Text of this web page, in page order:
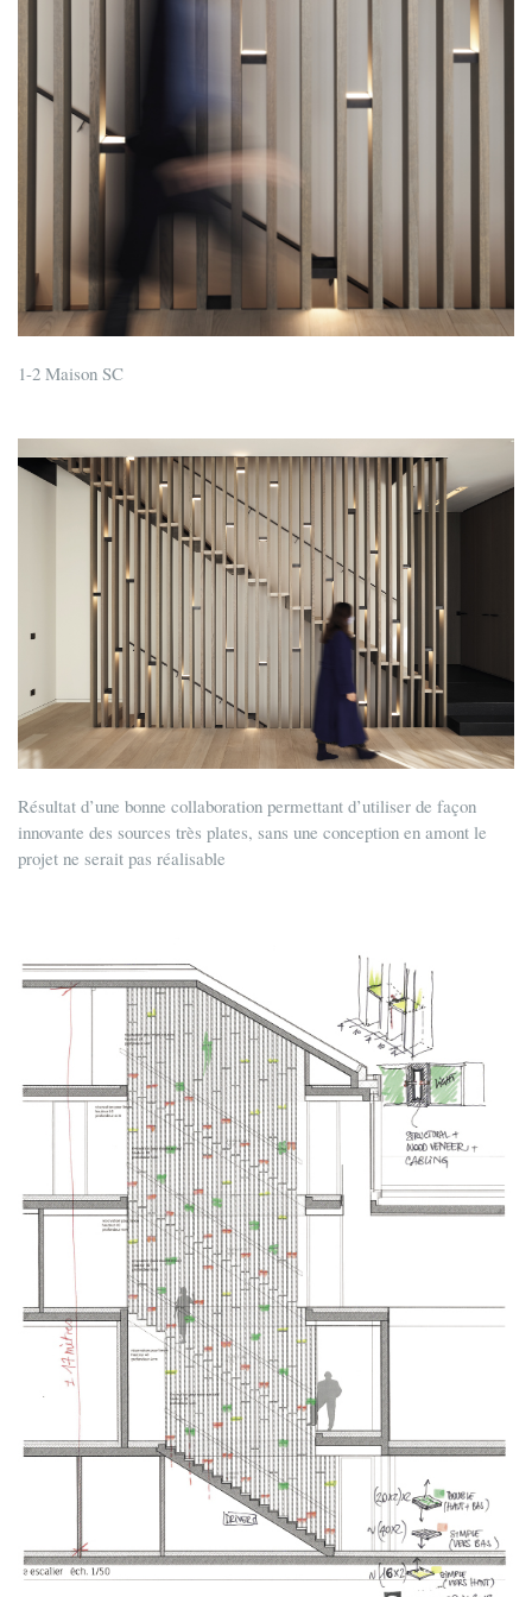
1-2 Maison SC
Résultat d’une bonne collaboration permettant d’utiliser de façon
innovante des sources très plates, sans une conception en amont le
projet ne serait pas réalisable